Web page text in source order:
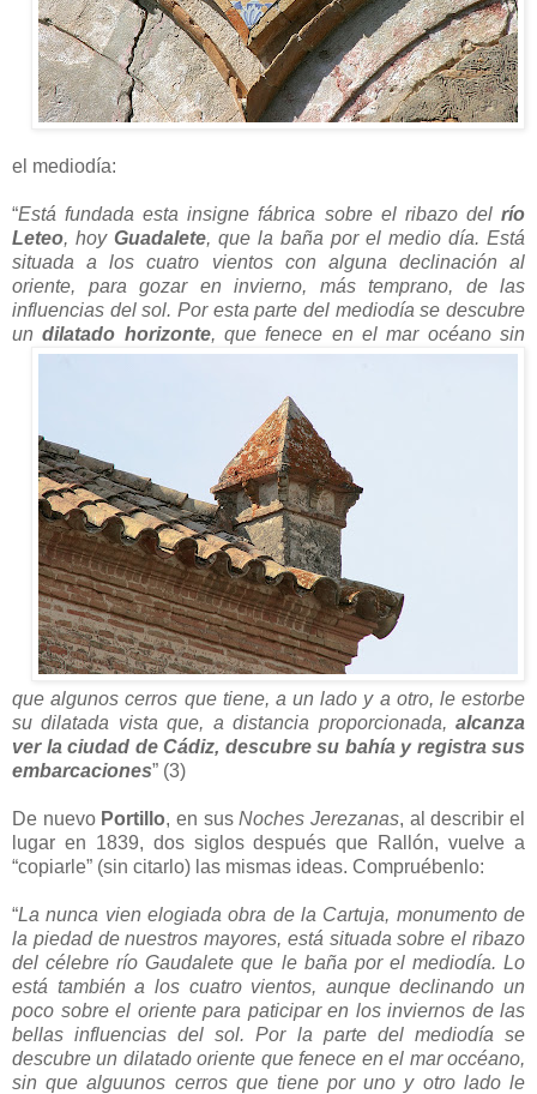
el mediodía:
“Está fundada esta insigne fábrica sobre el ribazo del río
Leteo, hoy Guadalete, que la baña por el medio día. Está
situada a los cuatro vientos con alguna declinación al
oriente, para gozar en invierno, más temprano, de las
influencias del sol. Por esta parte del mediodía se descubre
undilatado horizonte, que fenece en el mar océano sin
que algunos cerros que tiene, a un lado y a otro, le estorbe
su dilatada vista que, a distancia proporcionada, alcanza
ver la ciudad de Cádiz, descubre su bahía y registra sus
embarcaciones” (3)
De nuevo Portillo, en susNoches Jerezanas, al describir el
lugar en 1839, dos siglos después que Rallón, vuelve a
“copiarle” (sin citarlo) las mismas ideas. Compruébenlo:
“La nunca vien elogiada obra de la Cartuja, monumento de
la piedad de nuestros mayores, está situada sobre el ribazo
del célebre río Gaudalete que le baña por el mediodía. Lo
está también a los cuatro vientos, aunque declinando un
poco sobre el oriente para paticipar en los inviernos de las
bellas influencias del sol. Por la parte del mediodía se
descubre un dilatado oriente que fenece en el mar occéano,
sin que alguunos cerros que tiene por uno y otro lado le